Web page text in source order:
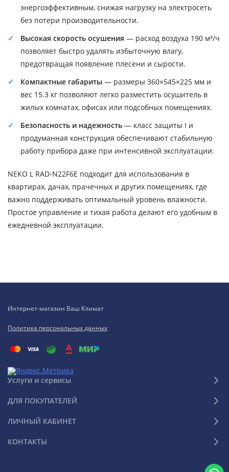
энергоэффективным, снижая нагрузку на электросеть
без потери производительности.
Высокая скорость осушения — расход воздуха 190 м³/ч
позволяет быстро удалять избыточную влагу,
предотвращая появление плесени и сырости.
Компактные габариты — размеры 360×545×225 мм и
вес 15.3 кг позволяют легко разместить осушитель в
жилых комнатах, офисах или подсобных помещениях.
Безопасность и надежность — класс защиты I и
продуманная конструкция обеспечивают стабильную
работу прибора даже при интенсивной эксплуатации.
NEKO L RAD-N22F6E подходит для использования в
квартирах, дачах, прачечных и других помещениях, где
важно поддерживать оптимальный уровень влажности.
Простое управление и тихая работа делают его удобным в
ежедневной эксплуатации.
Интернет-магазин Ваш Климат
Политика персональных данных
Услуги и сервисы
ДЛЯ ПОКУПАТЕЛЕЙ
ЛИЧНЫЙ КАБИНЕТ
КОНТАКТЫ